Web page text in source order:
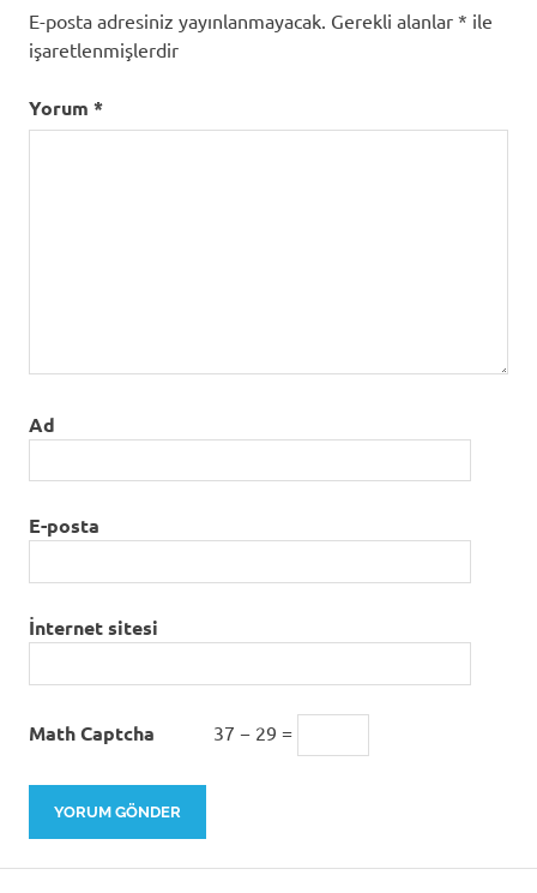
E-posta adresiniz yayınlanmayacak. Gerekli alanlar * ile
işaretlenmişlerdir
Yorum *
Ad
E-posta
İnternet sitesi
Math Captcha 37 − 29 =